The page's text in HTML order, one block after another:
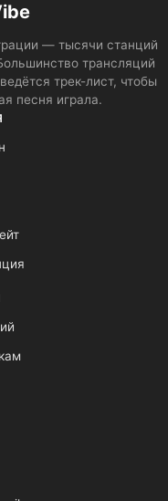
— тысячи станций
трансляций
трек-лист, чтобы
песня играла.